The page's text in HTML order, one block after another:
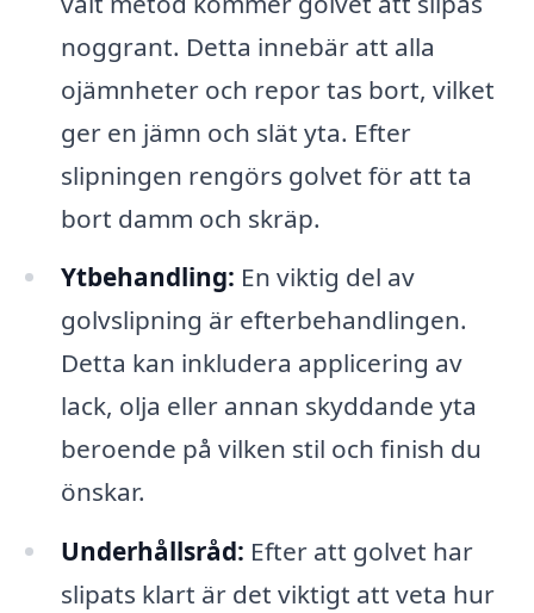
noggrant. Detta innebär att alla
ojämnheter och repor tas bort, vilket
ger en jämn och slät yta. Efter
slipningen rengörs golvet för att ta
bort damm och skräp.
Ytbehandling: En viktig del av
golvslipning är efterbehandlingen.
Detta kan inkludera applicering av
lack, olja eller annan skyddande yta
beroende på vilken stil och finish du
önskar.
Underhållsråd: Efter att golvet har
slipats klart är det viktigt att veta hur